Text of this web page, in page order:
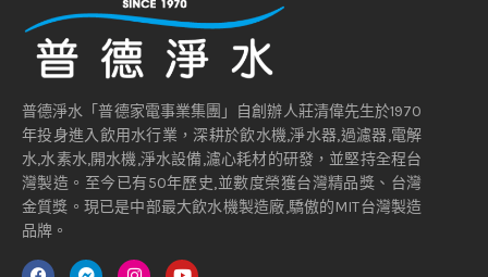
普德淨水「普德家電事業集團」自創辦人莊清偉先生於1970
年投身進入飲用水行業，深耕於飲水機,淨水器,過濾器,電解
水,水素水,開水機,淨水設備,濾心耗材的研發，並堅持全程台
灣製造。至今已有50年歷史,並數度榮獲台灣精品獎、台灣
金質獎。現已是中部最大飲水機製造廠,驕傲的MIT台灣製造
品牌。